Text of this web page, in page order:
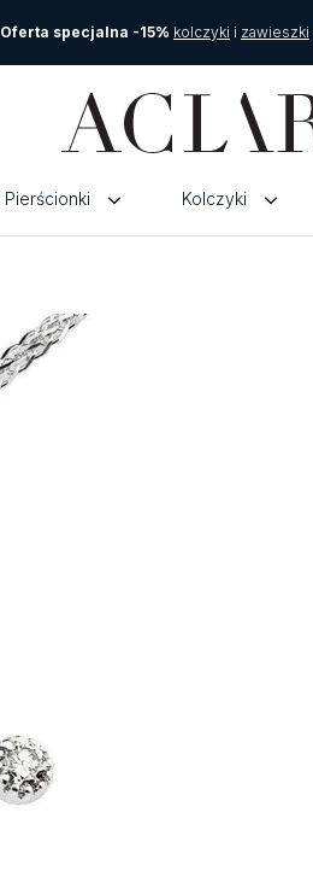
Oferta specjalna -15% kolczyki i zawieszki
Pierścionki Kolczyki